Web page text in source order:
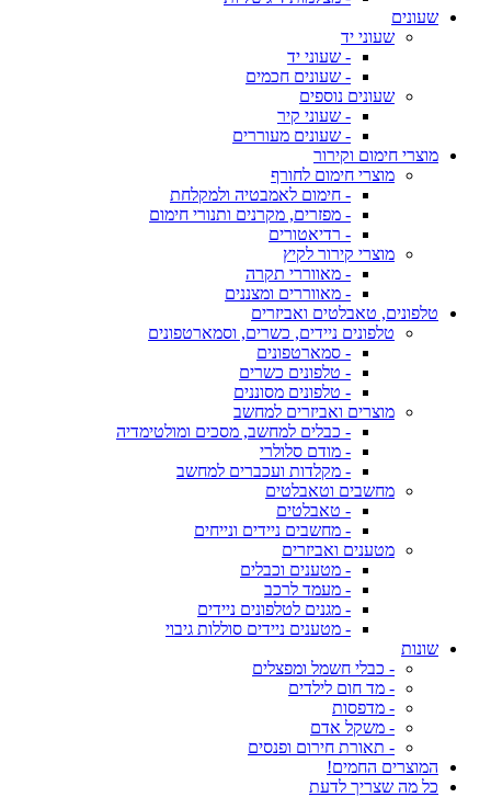
שעונים
שעוני יד
- שעוני יד
- שעונים חכמים
שעונים נוספים
- שעוני קיר
- שעונים מעוררים
מוצרי חימום וקירור
מוצרי חימום לחורף
- חימום לאמבטיה ולמקלחת
- מפזרים, מקרנים ותנורי חימום
- רדיאטורים
מוצרי קירור לקיץ
- מאווררי תקרה
- מאווררים ומצננים
טלפונים, טאבלטים ואביזרים
טלפונים ניידים, כשרים, וסמארטפונים
- סמארטפונים
- טלפונים כשרים
- טלפונים מסוננים
מוצרים ואביזרים למחשב
- כבלים למחשב, מסכים ומולטימדיה
- מודם סלולרי
- מקלדות ועכברים למחשב
מחשבים וטאבלטים
- טאבלטים
- מחשבים ניידים ונייחים
מטענים ואביזרים
- מטענים וכבלים
- מעמד לרכב
- מגנים לטלפונים ניידים
- מטענים ניידים סוללות גיבוי
שונות
- כבלי חשמל ומפצלים
- מד חום לילדים
- מדפסות
- משקל אדם
- תאורת חירום ופנסים
המוצרים החמים!
כל מה שצריך לדעת